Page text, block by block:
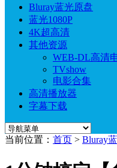
Bluray蓝光原盘
蓝光1080P
4K超高清
其他资源
WEB-DL高清
TVshow
电影合集
高清播放器
字幕下载
当前位置： 首页 > Bluray